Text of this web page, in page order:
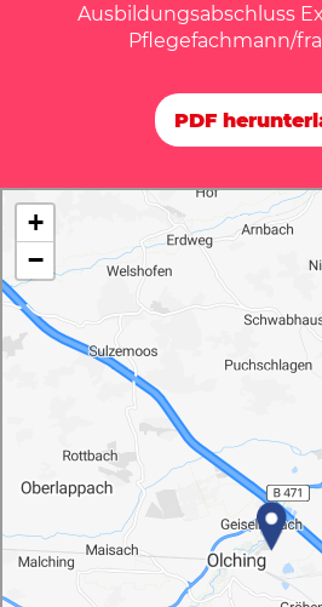
Ausbildungsabschluss
Pflegefachmann/
PDF